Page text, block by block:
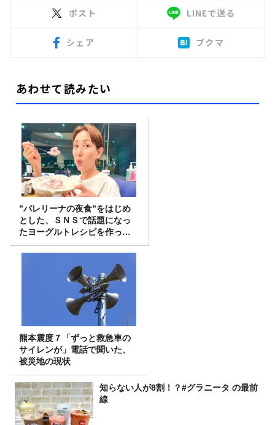
ポスト LINEで送る
シェア ブクマ
あわせて読みたい
”バレリーナの夜食”をはじめ
とした、ＳＮＳで話題になっ
たヨーグルトレシピを作って
みた！
熊本震度７「ずっと救急車の
サイレンが」電話で聞いた、
被災地の現状
知らない人が8割！？#グラニータ の最前
線